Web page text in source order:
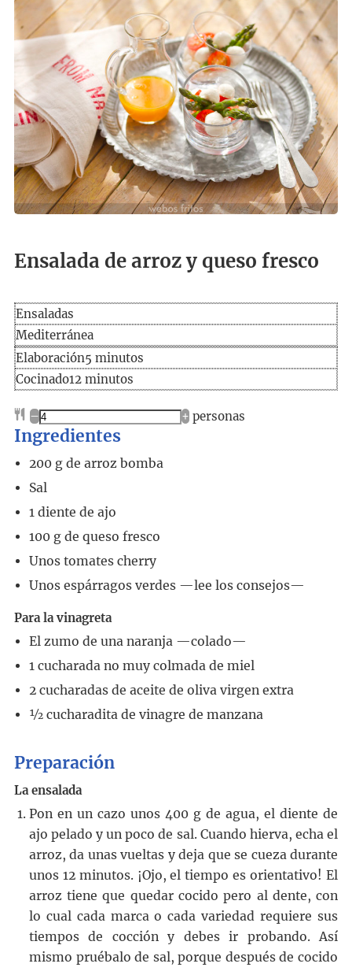
Ensalada de arroz y queso fresco
Ensaladas
Mediterránea
Elaboración
Elaboración5minutos
minutos
Cocinado
Cocinado12minutos
minutos
– + personas
Ingredientes
200 g de arroz bomba
Sal
1 diente de ajo
100 g de queso fresco
Unos tomates cherry
Unos espárragos verdes —lee los consejos—
Para la vinagreta
El zumo de una naranja —colado—
1 cucharada no muy colmada de miel
2 cucharadas de aceite de oliva virgen extra
½ cucharadita de vinagre de manzana
Preparación
La ensalada
Pon en un cazo unos 400 g de agua, el diente de
ajo pelado y un poco de sal. Cuando hierva, echa el
arroz, da unas vueltas y deja que se cueza durante
unos 12 minutos. ¡Ojo, el tiempo es orientativo! El
arroz tiene que quedar cocido pero al dente, con
lo cual cada marca o cada variedad requiere sus
tiempos de cocción y debes ir probando. Así
mismo pruébalo de sal, porque después de cocido